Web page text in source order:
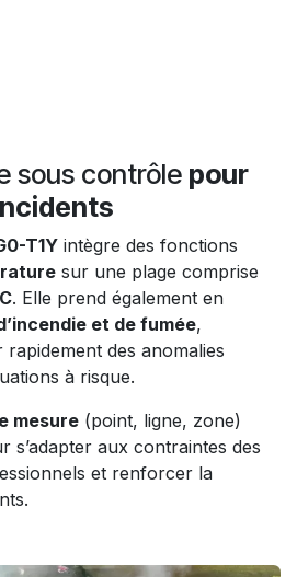
sous contrôle pour
T1Y intègre des fonctions
sur une plage comprise
. Elle prend également en
et de fumée,
rapidement des anomalies
à risque.
mesure (point, ligne, zone)
s’adapter aux contraintes des
et renforcer la